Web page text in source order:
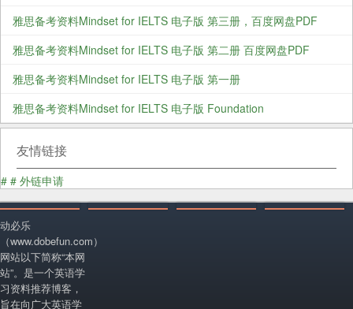
雅思备考资料Mindset for IELTS 电子版 第三册，百度网盘PDF
雅思备考资料Mindset for IELTS 电子版 第二册 百度网盘PDF
雅思备考资料Mindset for IELTS 电子版 第一册
雅思备考资料Mindset for IELTS 电子版 Foundation
友情链接
# # 外链申请
动必乐
（www.dobefun.com）
网站以下简称“本网
站”。是一个英语学
习资料推荐博客，
旨在向广大英语学